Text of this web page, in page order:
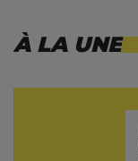
À LA UNE